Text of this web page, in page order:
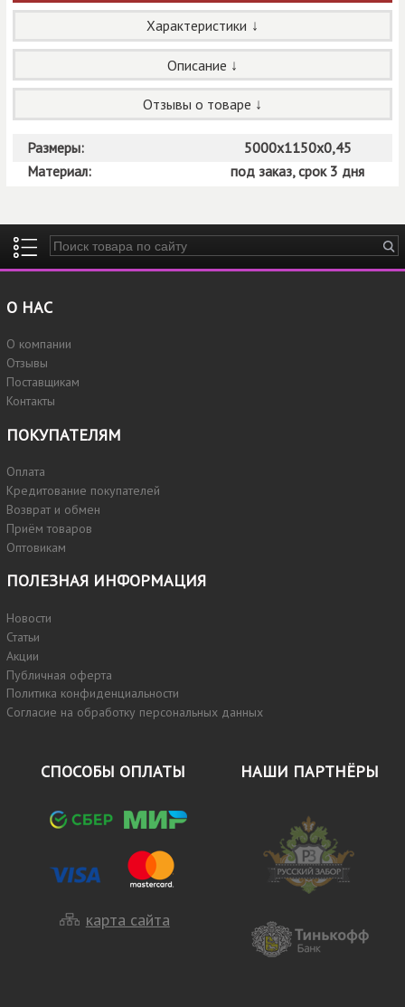
Характеристики
Описание
Отзывы о товаре
Размеры:
5000х1150х0,45
Материал:
под заказ, срок 3 дня
Введите ключевые слова для поиска
О НАС
О компании
Отзывы
Поставщикам
Контакты
ПОКУПАТЕЛЯМ
Оплата
Кредитование покупателей
Возврат и обмен
Приём товаров
Оптовикам
ПОЛЕЗНАЯ ИНФОРМАЦИЯ
Новости
Статьи
Акции
Публичная оферта
Политика конфиденциальности
Согласие на обработку персональных данных
СПОСОБЫ ОПЛАТЫ
карта сайта
НАШИ ПАРТНЁРЫ